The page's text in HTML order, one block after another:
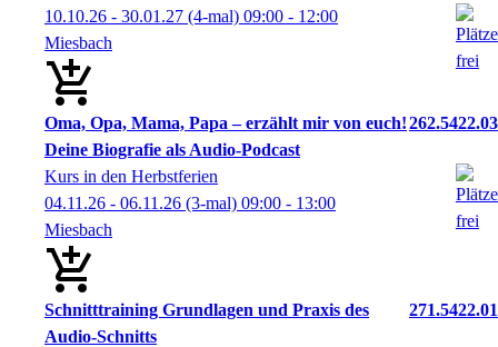
10.10.26 - 30.01.27 (4-mal) 09:00 - 12:00
Miesbach
Oma, Opa, Mama, Papa – erzählt mir von euch!
Deine Biografie als Audio-Podcast
262.5422.03
Kurs in den Herbstferien
04.11.26 - 06.11.26 (3-mal) 09:00 - 13:00
Miesbach
Schnitttraining Grundlagen und Praxis des
Audio-Schnitts
271.5422.01